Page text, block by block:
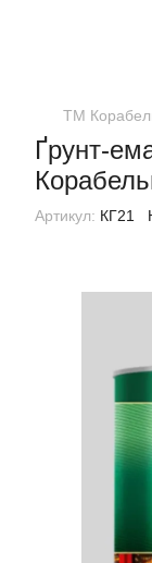
ТМ
Ґрунт-
Артикул: КГ21